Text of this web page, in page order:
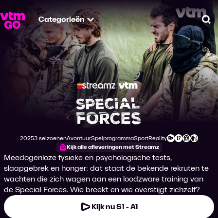
Categorieën
Special Forces
Productiejaar
20253 seizoenen
Genre
Avontuur
Genre
Spelprogramma
Genre
Sport
Genre
Reality
Leeftijdsclassificatie
Kijk alle afleveringen met Streamz
Meedogenloze fysieke en psychologische tests,
slaapgebrek en honger: dat staat de bekende rekruten te
wachten die zich wagen aan een loodzware training van
de Special Forces. Wie breekt en wie overstijgt zichzelf?
Kijk nu S1 - A1